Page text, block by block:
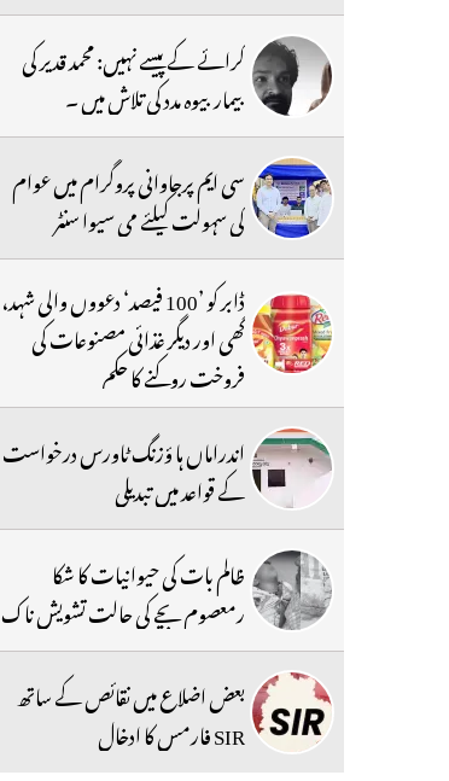
کرائے کے پیسے نہیں: محمد قدیر کی
بیمار بیوہ مدد کی تلاش میں ۔
سی ایم پرجاوانی پروگرام میں عوام
کی سہولت کیلئے می سیوا سنٹر
ڈابر کو ’100 فیصد‘ دعووں والی شہد،
گھی اور دیگر غذائی مصنوعات کی
فروخت روکنے کا حکم
اندراماں ہا ؤزنگ ٹاورس درخواست
کے قواعد میں تبدیلی
ظالم بات کی حیوانیات کا شکا
رمعصوم بچے کی حالت تشویش ناک
بعض اضلاع میں نقائص کے ساتھ
SIR فارمس کا ادخال